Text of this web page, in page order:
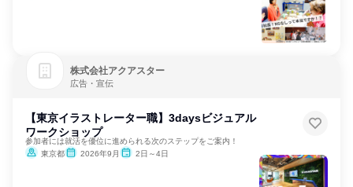
株式会社アクアスター
広告・宣伝
【東京イラストレーター職】3daysビジュアル
ワークショップ
参加者には就活を優位に進められる次のステップをご案内！
東京都
2026年9月 2日～4日